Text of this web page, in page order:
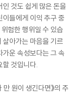
것도 쉽게 많은 돈을
들에게 이익 추구 중
험한 행위일 수 있습
살아가는 마음을 기르
운 속성보다는 그 속
것입니다.
원이 생긴다면》의 주